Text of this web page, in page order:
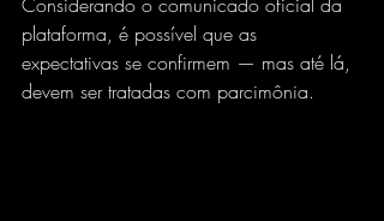
plataforma, é possível que as
expectativas se confirmem — mas até lá,
devem ser tratadas com parcimônia.